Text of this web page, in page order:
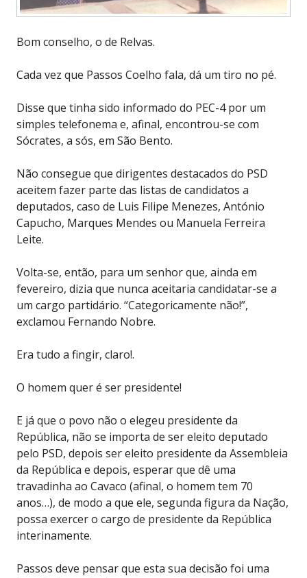
Bom conselho, o de Relvas.
Cada vez que Passos Coelho fala, dá um tiro no pé.
Disse que tinha sido informado do PEC-4 por um
simples telefonema e, afinal, encontrou-se com
Sócrates, a sós, em São Bento.
Não consegue que dirigentes destacados do PSD
aceitem fazer parte das listas de candidatos a
deputados, caso de Luis Filipe Menezes, António
Capucho, Marques Mendes ou Manuela Ferreira
Leite.
Volta-se, então, para um senhor que, ainda em
fevereiro, dizia que nunca aceitaria candidatar-se a
um cargo partidário. “Categoricamente não!”,
exclamou Fernando Nobre.
Era tudo a fingir, claro!.
O homem quer é ser presidente!
E já que o povo não o elegeu presidente da
República, não se importa de ser eleito deputado
pelo PSD, depois ser eleito presidente da Assembleia
da República e depois, esperar que dê uma
travadinha ao Cavaco (afinal, o homem tem 70
anos…), de modo a que ele, segunda figura da Nação,
possa exercer o cargo de presidente da República
interinamente.
Passos deve pensar que esta sua decisão foi uma